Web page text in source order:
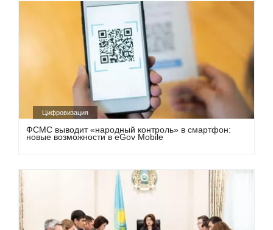
Цифровизация
ФСМС выводит «народный контроль» в смартфон:
новые возможности в eGov Mobile